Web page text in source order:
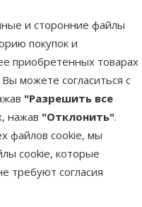
и сторонние файлы
покупок и
приобретенных товарах
можете согласиться с
"Разрешить все
нажав "Отклонить".
файлов cookie, мы
cookie, которые
требуют согласия
В наличии
Корм для
собак –
ElbeVille
Mini, Fresh
Оценка 0%